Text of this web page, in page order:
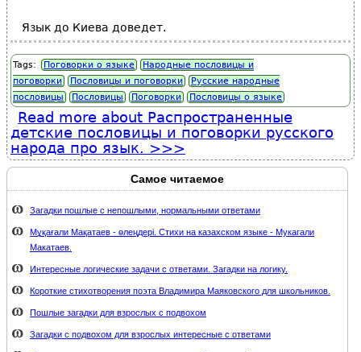
Язык до Киева доведет.
Tags: Поговорки о языке
Народные пословицы и
поговорки
Пословицы и поговорки
Русские народные
пословицы
Пословицы Поговорки Пословицы о языке
Read more about Распространенные
детские пословицы и поговорки русского
народа про язык.
Самое читаемое
Загадки пошлые с непошлыми, нормальными ответами
Мұқағали Мақатаев - өлеңдері. Стихи на казахском языке - Мукагали
Макатаев.
Интересные логические задачи с ответами. Загадки на логику.
Короткие стихотворения поэта Владимира Маяковского для школьников.
Пошлые загадки для взрослых с подвохом
Загадки с подвохом для взрослых интересные с ответами